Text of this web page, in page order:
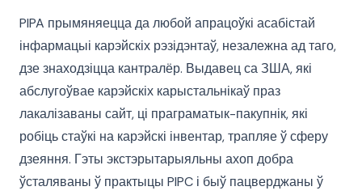
PIPA прымяняецца да любой апрацоўкі асабістай
інфармацыі карэйскіх рэзідэнтаў, незалежна ад таго,
дзе знаходзіцца кантралёр. Выдавец са ЗША, які
абслугоўвае карэйскіх карыстальнікаў праз
лакалізаваны сайт, ці праграматык-пакупнік, які
робіць стаўкі на карэйскі інвентар, трапляе ў сферу
дзеяння. Гэты экстэрытарыяльны ахоп добра
ўсталяваны ў практыцы PIPC і быў пацверджаны ў